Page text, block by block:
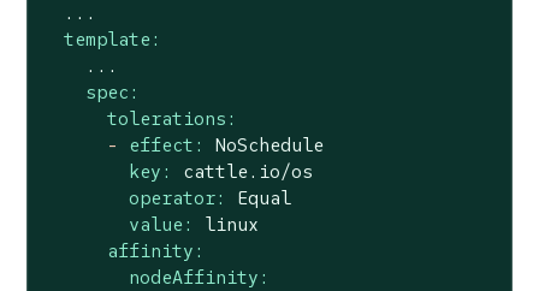
...
template:
...
spec:
tolerations:
-
effect:
NoSchedule
key:
cattle.io/os
operator:
Equal
value:
linux
affinity:
nodeAffinity: